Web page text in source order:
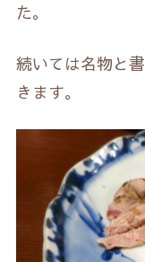
た。
続いては名物と
きます。